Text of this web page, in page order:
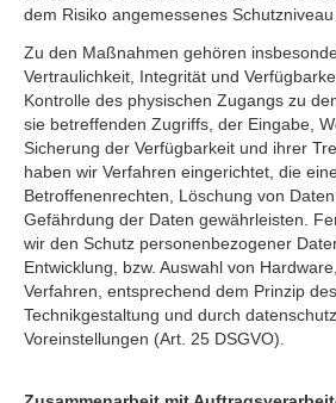
dem Risiko angemessenes
Zu den Maßnahmen gehören
Vertraulichkeit, Integrität und
Kontrolle des physischen Zugangs zu
sie betreffenden Zugriffs, der Eingabe,
Sicherung der Verfügbarkeit und ihrer
haben wir Verfahren eingerichtet, die
Betroffenenrechten, Löschung von
Gefährdung der Daten gewährleisten.
wir den Schutz personenbezogener
Entwicklung, bzw. Auswahl von
Verfahren, entsprechend dem Prinzip
Technikgestaltung und durch
Voreinstellungen (Art. 25 DSGVO).